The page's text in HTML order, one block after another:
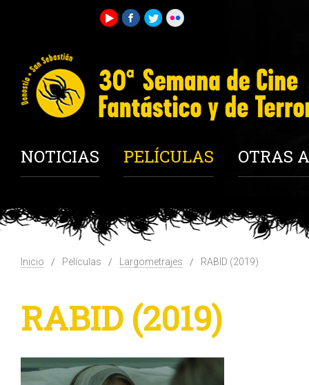
NOTICIAS PELÍCULAS OTRAS
Inicio Películas Largometrajes RABID (2019)
RABID (2019)